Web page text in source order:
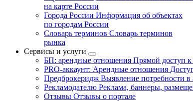
на карте России
Города России Информация об объектах
по городам России
Словарь терминов Словарь терминов
рынка
Сервисы и услуги
БП: арендные отношения Прямой доступ
PRO-аккаунт: Арендные отношения
Предброкеридж Выявление потребности
Рекламодателю Реклама, баннеры,
Отзывы Отзывы о портале